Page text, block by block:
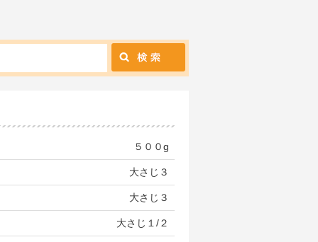
５００g
大さじ３
大さじ３
大さじ１/２